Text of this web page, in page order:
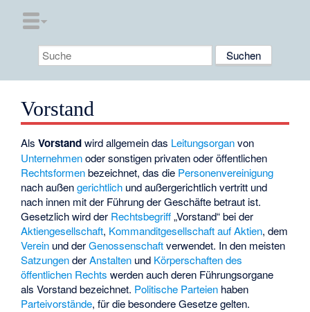
Vorstand
AlsVorstandwird allgemein das Leitungsorganvon
Unternehmenoder sonstigen privaten oder öffentlichen
Rechtsformenbezeichnet, das die Personenvereinigung
nach außengerichtlich und außergerichtlich vertritt und
nach innen mit der Führung der Geschäfte betraut ist.
Gesetzlich wird der Rechtsbegriff„Vorstand“ bei der
Aktiengesellschaft, Kommanditgesellschaft auf Aktien, dem
Verein und derGenossenschaftverwendet. In den meisten
SatzungenderAnstalten und Körperschaften des
öffentlichen Rechts werden auch deren Führungsorgane
als Vorstand bezeichnet. Politische Parteien haben
Parteivorstände, für die besondere Gesetze gelten.